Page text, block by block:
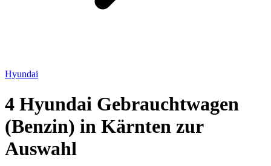
Hyundai
4 Hyundai Gebrauchtwagen
(Benzin) in Kärnten zur
Auswahl